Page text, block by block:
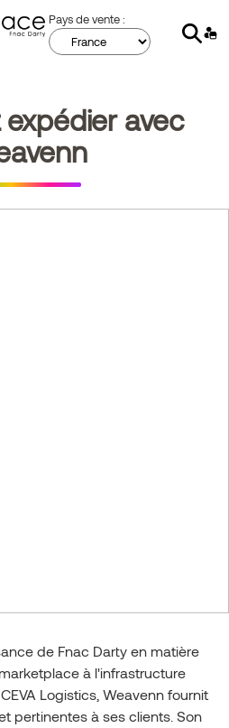
Pays de vente :
avec
de Fnac Darty en matière
à l'infrastructure
Logistics, Weavenn fournit
pertinentes à ses clients. Son